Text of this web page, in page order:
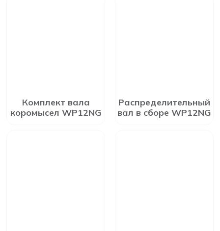
Комплект вала
коромысел WP12NG
Распределительный
вал в сборе WP12NG